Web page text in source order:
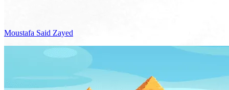
Moustafa Said Zayed